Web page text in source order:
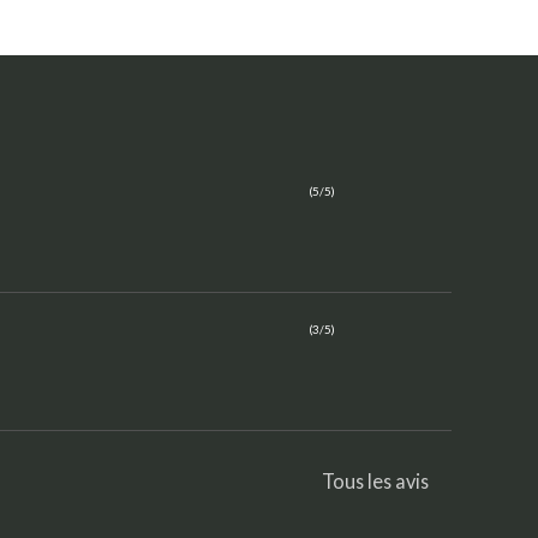
(5/5)
(3/5)
Tous les avis